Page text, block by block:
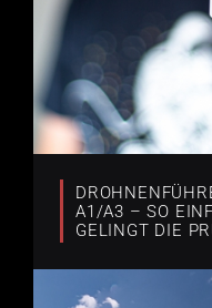
A1/A3 – SO
GELINGT DIE